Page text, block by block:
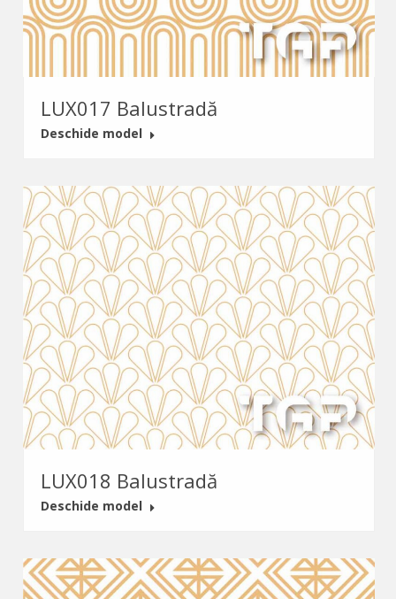
LUX017 Balustradă
Deschide model
LUX018 Balustradă
Deschide model